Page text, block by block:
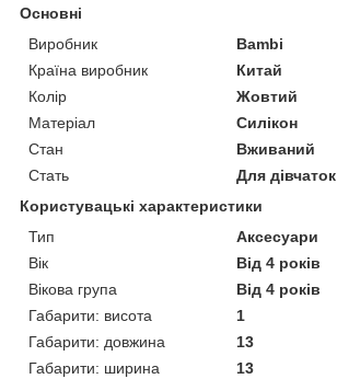
Основні
Виробник
Bambi
Країна виробник
Китай
Колір
Жовтий
Матеріал
Силікон
Стан
Вживаний
Стать
Для дівчаток
Користувацькі характеристики
Тип
Аксесуари
Вік
Від 4 років
Вікова група
Від 4 років
Габарити: висота
1
Габарити: довжина
13
Габарити: ширина
13